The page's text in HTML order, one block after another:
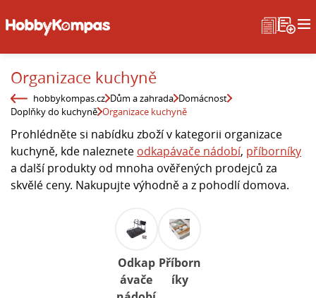
Organizace kuchyně
hobbykompas.cz Dům a zahrada Domácnost
Doplňky do kuchyně Organizace kuchyně
Prohlédněte si nabídku zboží v kategorii organizace
kuchyně, kde naleznete odkapávače nádobí, příborníky
a další produkty od mnoha ověřených prodejců za
skvělé ceny. Nakupujte výhodně a z pohodlí domova.
Odkap
ávače
Příborn
íky